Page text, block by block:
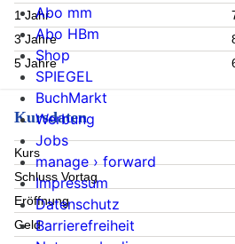
1 Jahr
3 Jahre
5 Jahre
Kursdaten
Kurs
Schluss Vortag
Eröffnung
Geld
Abo mm
Abo HBm
Shop
SPIEGEL
BuchMarkt
Werbung
Jobs
manage › forward
Impressum
Datenschutz
Barrierefreiheit